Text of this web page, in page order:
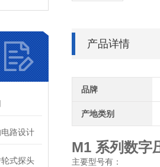
产品详情
品牌
产地类别
M1 系列数字
主要型号有：
路设计
式探头